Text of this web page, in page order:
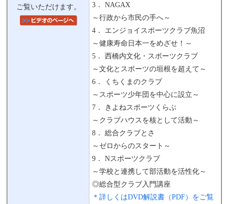
ご覧いただけます。
3． NAGAX
～行政から市民の手へ～
4． エンジョイスポーツクラブ魚沼
～健康寿命日本一をめざせ！～
5． 西橋内文化・スポーツクラブ
～文化とスポーツの垣根を超えて～
6． くちくまのクラブ
～スポーツ少年団を中心に設立～
7． きよねスポーツくらぶ
～クラブハウスを核として活動～
8． 総合クラブとさ
～ゼロからのスタート～
9． Nスポーツクラブ
～学校と連携して部活動を活性化～
◎総合型クラブ入門講座
＊詳しくはDVD解説書（PDF）をご覧